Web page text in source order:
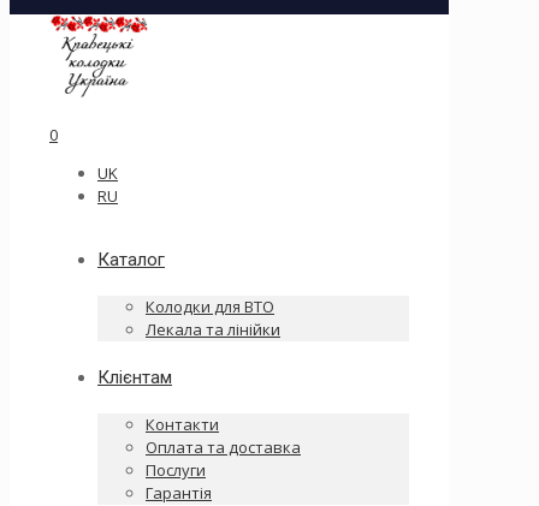
0
UK
RU
Каталог
Колодки для ВТО
Лекала та лінійки
Клієнтам
Контакти
Оплата та доставка
Послуги
Гарантія